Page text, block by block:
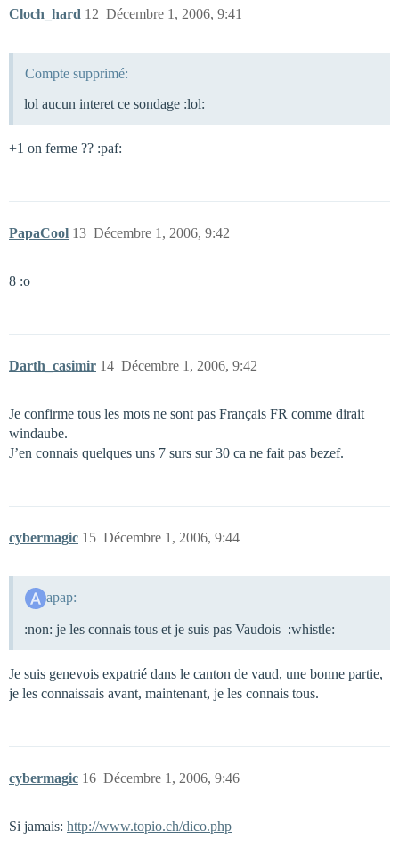
Cloch_hard Décembre 1, 2006, 9:41
12
Compte supprimé:
lol aucun interet ce sondage :lol:
+1 on ferme ?? :paf:
PapaCool Décembre 1, 2006, 9:42
13
8 :o
Darth_casimir Décembre 1, 2006, 9:42
14
Je confirme tous les mots ne sont pas Français FR comme dirait
windaube.
J’en connais quelques uns 7 surs sur 30 ca ne fait pas bezef.
cybermagic Décembre 1, 2006, 9:44
15
apap:
:non: je les connais tous et je suis pas Vaudois :whistle:
Je suis genevois expatrié dans le canton de vaud, une bonne partie,
je les connaissais avant, maintenant, je les connais tous.
cybermagic Décembre 1, 2006, 9:46
16
Si jamais: http://www.topio.ch/dico.php